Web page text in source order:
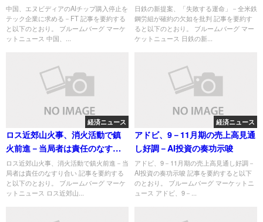
－FT
中国、エヌビディアのAIチップ購入停止を
テック企業に求める－FT 記事を要約する
と以下のとおり。 ブルームバーグ マーケ
ットニュース 中国、...
如を批判
日鉄の新提案、「失敗する運命」－全米鉄
鋼労組が確約の欠如を批判 記事を要約す
ると以下のとおり。 ブルームバーグ マー
ケットニュース 日鉄の新...
経済ニュース
ロス近郊山火事、消火活動で鎮
火前進－当局者は責任のなすり
合い
ロス近郊山火事、消火活動で鎮火前進－当
局者は責任のなすり合い 記事を要約する
と以下のとおり。 ブルームバーグ マーケ
ットニュース ロス近郊山...
経済ニュース
アドビ、9－11月期の売上高見通
し好調－AI投資の奏功示唆
アドビ、9－11月期の売上高見通し好調－
AI投資の奏功示唆 記事を要約すると以下
のとおり。 ブルームバーグ マーケットニ
ュース アドビ、9－...